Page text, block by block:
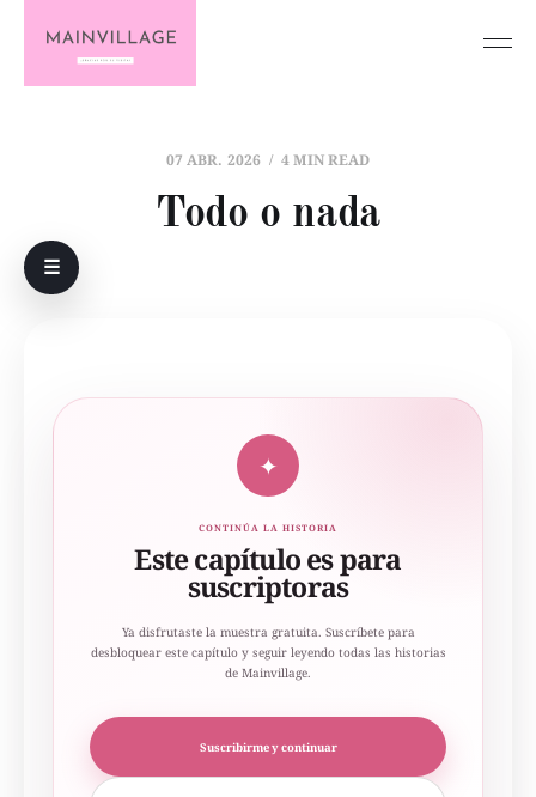
07 ABR. 2026 4 MIN READ
Todo o nada
☰
✦
CONTINÚA LA HISTORIA
Este capítulo es para
suscriptoras
Ya disfrutaste la muestra gratuita. Suscríbete para
desbloquear este capítulo y seguir leyendo todas las historias
de Mainvillage.
Suscribirme y continuar